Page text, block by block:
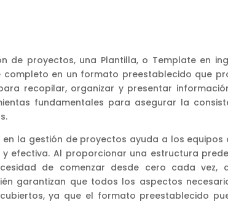
de proyectos, una Plantilla, o Template en
completo en un formato preestablecido que
recopilar, organizar y presentar
fundamentales para asegurar la
en la gestión de proyectos ayuda a los
efectiva. Al proporcionar una estructura
de comenzar desde cero cada vez,
garantizan que todos los aspectos
ya que el formato preestablecido